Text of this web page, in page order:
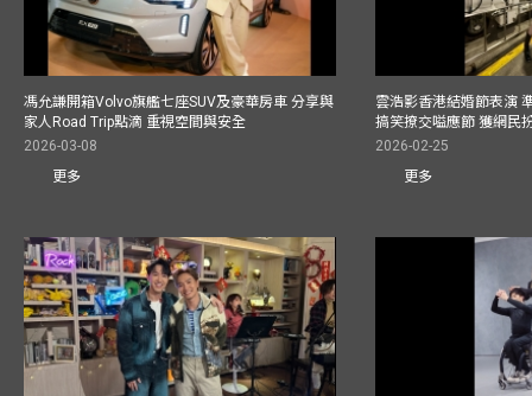
馮允謙開箱Volvo旗艦七座SUV及豪華房車 分享與
家人Road Trip點滴 重視空間與安全
2026-03-08
更多
雲浩影香港結婚節表演
搞笑撩交嗌應節 獲網民
2026-02-25
更多